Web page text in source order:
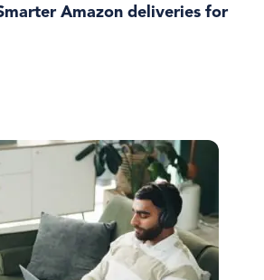
Amazon deliveries for